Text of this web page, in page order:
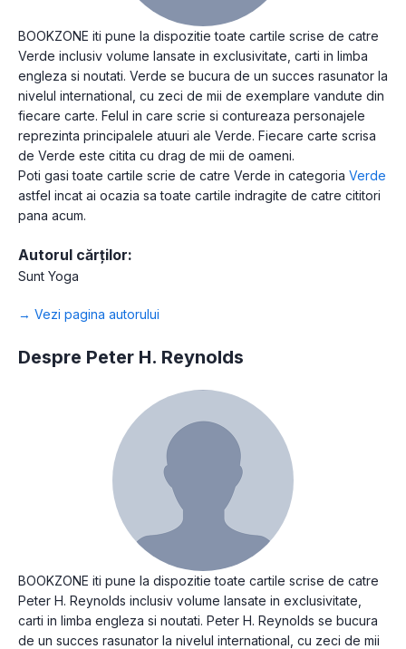
BOOKZONE iti pune la dispozitie toate cartile scrise de catre
Verde inclusiv volume lansate in exclusivitate, carti in limba
engleza si noutati. Verde se bucura de un succes rasunator la
nivelul international, cu zeci de mii de exemplare vandute din
fiecare carte. Felul in care scrie si contureaza personajele
reprezinta principalele atuuri ale Verde. Fiecare carte scrisa
de Verde este citita cu drag de mii de oameni.
Poti gasi toate cartile scrie de catre Verde in categoria Verde
astfel incat ai ocazia sa toate cartile indragite de catre cititori
pana acum.
Autorul cărților:
Sunt Yoga
→ Vezi pagina autorului
Despre Peter H. Reynolds
BOOKZONE iti pune la dispozitie toate cartile scrise de catre
Peter H. Reynolds inclusiv volume lansate in exclusivitate,
carti in limba engleza si noutati. Peter H. Reynolds se bucura
de un succes rasunator la nivelul international, cu zeci de mii